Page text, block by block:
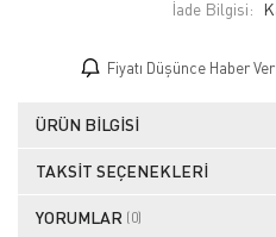
İade Bilgisi:
Fiyatı Düşünce Haber Ver
ÜRÜN BILGISI
TAKSIT SEÇENEKLERI
YORUMLAR (0)